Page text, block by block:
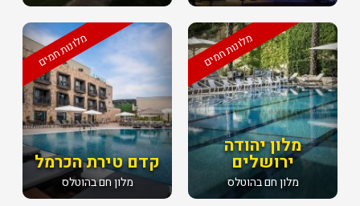
מלונות חמים
קדם טירת הכרמל
מלון חם בהוטלס
מלונות חמים
מלון יהודה
ירושלים
מלון חם בהוטלס